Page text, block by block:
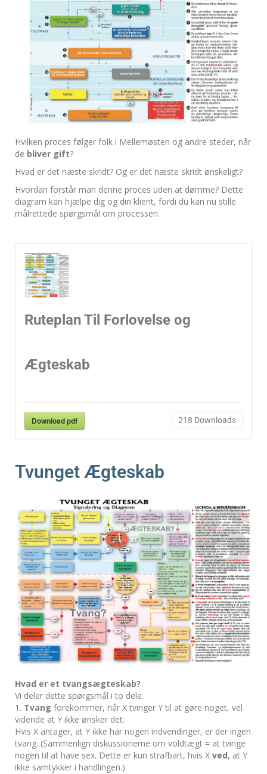
Hvilken proces følger folk i Mellemøsten og andre steder, når
de bliver gift?
Hvad er det næste skridt? Og er det næste skridt ønskeligt?
Hvordan forstår man denne proces uden at dømme? Dette
diagram kan hjælpe dig og din klient, fordi du kan nu stille
målrettede spørgsmål om processen.
Ruteplan Til Forlovelse og
Ægteskab
Download pdf 218 Downloads
Tvunget Ægteskab
Hvad er et tvangsægteskab?
Vi deler dette spørgsmål i to dele:
1. Tvang forekommer, når X tvinger Y til at gøre noget, vel
vidende at Y ikke ønsker det.
Hvis X antager, at Y ikke har nogen indvendinger, er der ingen
tvang. (Sammenlign diskussionerne om voldtægt = at tvinge
nogen til at have sex. Dette er kun strafbart, hvis X ved, at Y
ikke samtykker i handlingen.)